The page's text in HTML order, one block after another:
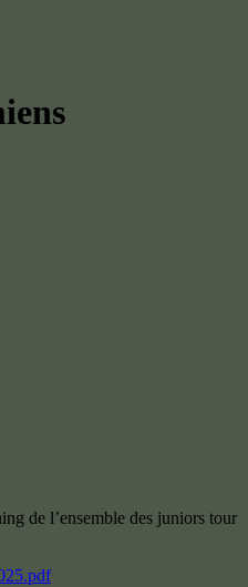
de l’ensemble des juniors tour